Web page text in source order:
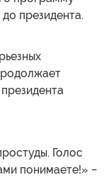
президента.
Голос
понимаете!» −